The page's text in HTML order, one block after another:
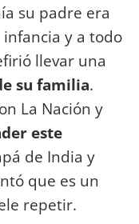
su padre era
y a todo
llevar una
su familia.
La Nación y
este
de India y
que es un
repetir.